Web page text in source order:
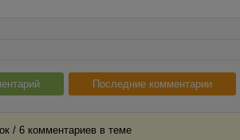
Последние комментарии
/ 6 комментариев в темe